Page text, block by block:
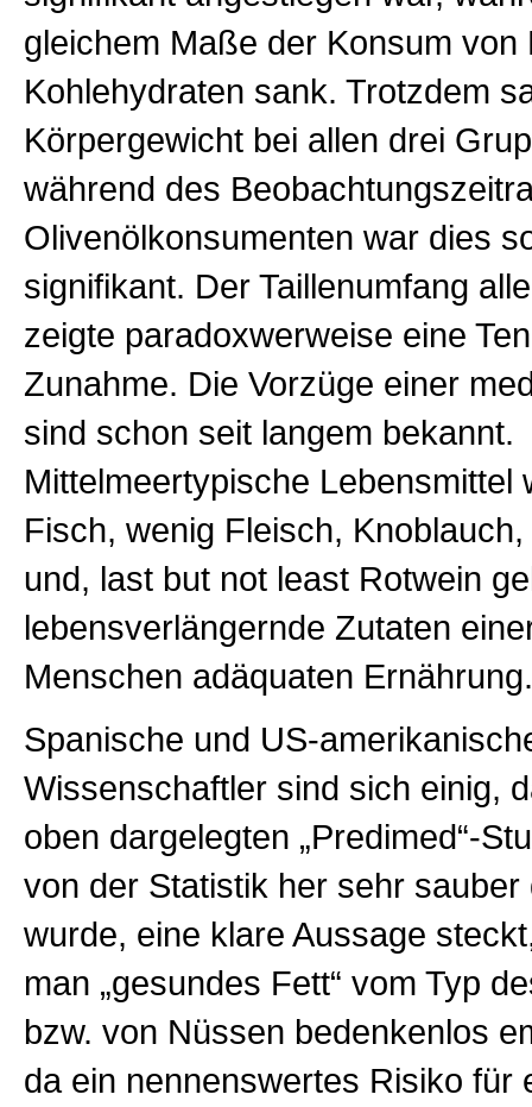
gleichem Maße der Konsum von
Kohlehydraten sank. Trotzdem
Körpergewicht bei allen drei
während des
Olivenölkonsumenten war dies
signifikant. Der Taillenumfang
zeigte paradoxwerweise eine
Zunahme. Die Vorzüge einer
sind schon seit langem bekannt.
Mittelmeertypische Lebensmittel
Fisch, wenig Fleisch,
und, last but not least Rotwein
lebensverlängernde Zutaten
Menschen adäquaten Ernährung.
Spanische und US-
Wissenschaftler sind sich einig,
oben dargelegten „Predimed“-
von der Statistik her sehr sauber
wurde, eine klare Aussage
man „gesundes Fett“ vom Typ
bzw. von Nüssen bedenkenlos
da ein nennenswertes Risiko für